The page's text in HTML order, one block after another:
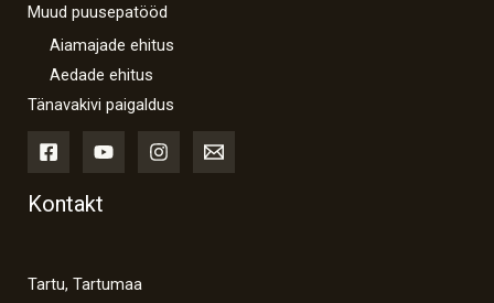
Muud puusepatööd
Aiamajade ehitus
Aedade ehitus
Tänavakivi paigaldus
Kontakt
Tartu, Tartumaa